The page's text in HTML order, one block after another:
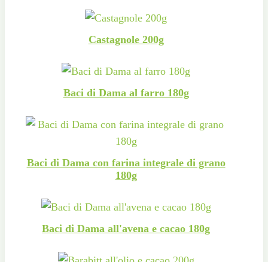
Castagnole 200g
Baci di Dama al farro 180g
Baci di Dama con farina integrale di grano
180g
Baci di Dama all'avena e cacao 180g